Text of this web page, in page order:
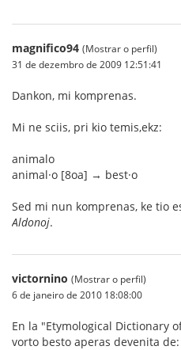
magnifico94 (Mostrar o perfil)
31 de dezembro de 2009 12:51:41
Dankon, mi komprenas.
Mi ne sciis, pri kio temis,ekz:
animalo
animal·o [8oa] → best·o
Sed mi nun komprenas, ke tio
Aldonoj.
victornino (Mostrar o perfil)
6 de janeiro de 2010 18:08:00
En la "Etymological Dictionary
vorto besto aperas devenita de: